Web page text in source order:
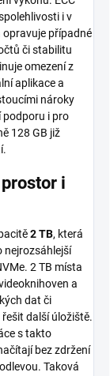
i v
případné
či stabilitu
omezení z
aplikace a
nároky
podporu i pro
128 GB již
i
2 TB, která
nejrozsáhlejší
2 TB místa
a
dat či
další úložiště.
s takto
bez zdržení
Taková